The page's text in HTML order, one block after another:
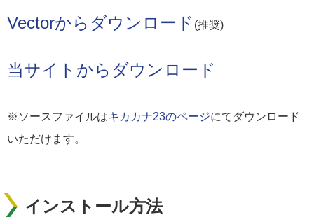
Vectorからダウンロード (推奨)
当サイトからダウンロード
※ソースファイルはキカカナ23のページにてダウンロード
いただけます。
インストール方法